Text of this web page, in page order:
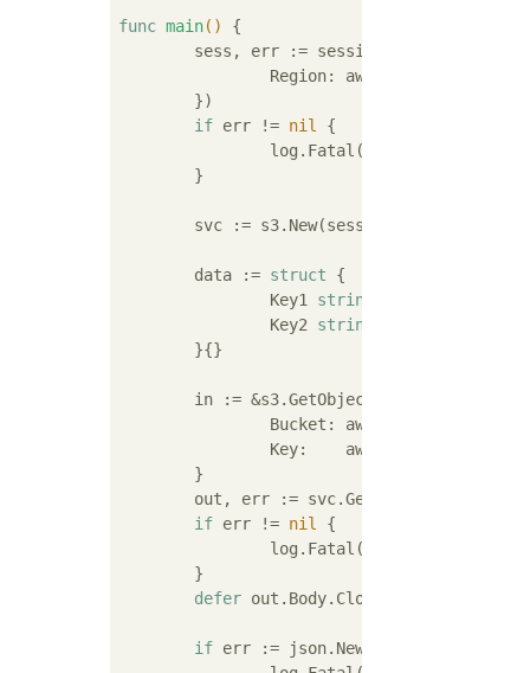
func main()
{
		Region: aws.String(
if err != nil
{
	data :=
struct {
		Key1
string
		Key2
string
		Bucket: aws.String(
		Key:    aws.String(
if err != nil
{
defer out.Body.Close()
if err :=